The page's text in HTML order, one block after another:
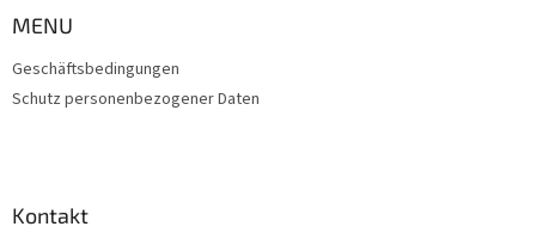
MENU
Geschäftsbedingungen
Schutz personenbezogener Daten
Kontakt